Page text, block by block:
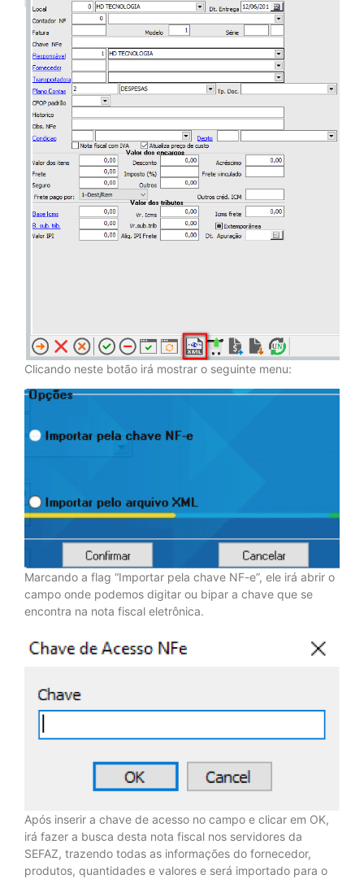
Clicando neste botão irá mostrar o seguinte menu:
Marcando a flag “Importar pela chave NF-e”, ele irá abrir o
campo onde podemos digitar ou bipar a chave que se
encontra na nota fiscal eletrônica.
Após inserir a chave de acesso no campo e clicar em OK,
irá fazer a busca desta nota fiscal nos servidores da
SEFAZ, trazendo todas as informações do fornecedor,
produtos, quantidades e valores e será importado para o